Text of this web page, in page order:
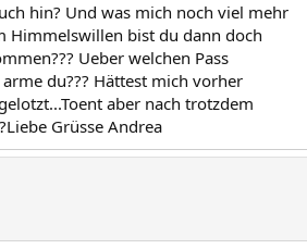
hin? Und was mich noch viel mehr
Himmelswillen bist du dann doch
Ueber welchen Pass
du??? Hättest mich vorher
aber nach trotzdem
Grüsse Andrea